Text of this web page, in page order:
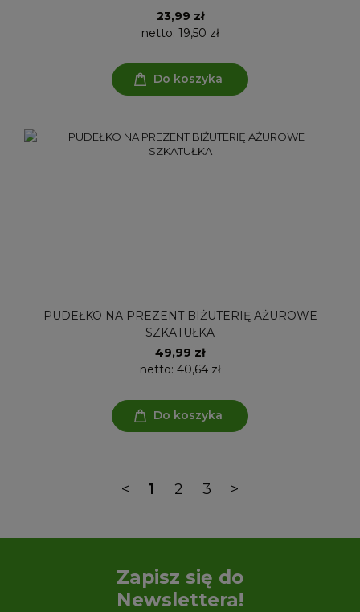
23,99 zł
netto: 19,50 zł
Do koszyka
PUDEŁKO NA PREZENT BIŻUTERIĘ AŻUROWE
SZKATUŁKA
49,99 zł
netto: 40,64 zł
Do koszyka
< 1 2 3 >
Zapisz się do
Newslettera!